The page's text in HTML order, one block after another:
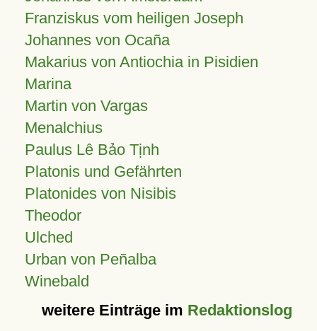
Franziskus vom heiligen Joseph
Johannes von Ocaña
Makarius von Antiochia in Pisidien
Marina
Martin von Vargas
Menalchius
Paulus Lê Bảo Tịnh
Platonis und Gefährten
Platonides von Nisibis
Theodor
Ulched
Urban von Peñalba
Winebald
weitere Einträge im Redaktionslog